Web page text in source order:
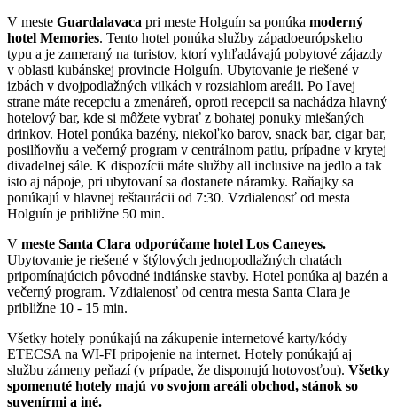
V meste Guardalavaca pri meste Holguín sa ponúka moderný
hotel Memories. Tento hotel ponúka služby západoeurópskeho
typu a je zameraný na turistov, ktorí vyhľadávajú pobytové zájazdy
v oblasti kubánskej provincie Holguín. Ubytovanie je riešené v
izbách v dvojpodlažných vilkách v rozsiahlom areáli. Po ľavej
strane máte recepciu a zmenáreň, oproti recepcii sa nachádza hlavný
hotelový bar, kde si môžete vybrať z bohatej ponuky miešaných
drinkov. Hotel ponúka bazény, niekoľko barov, snack bar, cigar bar,
posilňovňu a večerný program v centrálnom patiu, prípadne v krytej
divadelnej sále. K dispozícii máte služby all inclusive na jedlo a tak
isto aj nápoje, pri ubytovaní sa dostanete náramky. Raňajky sa
ponúkajú v hlavnej reštaurácii od 7:30. Vzdialenosť od mesta
Holguín je približne 50 min.
V meste Santa Clara odporúčame hotel Los Caneyes.
Ubytovanie je riešené v štýlových jednopodlažných chatách
pripomínajúcich pôvodné indiánske stavby. Hotel ponúka aj bazén a
večerný program. Vzdialenosť od centra mesta Santa Clara je
približne 10 - 15 min.
Všetky hotely ponúkajú na zákupenie internetové karty/kódy
ETECSA na WI-FI pripojenie na internet. Hotely ponúkajú aj
službu zámeny peňazí (v prípade, že disponujú hotovosťou). Všetky
spomenuté hotely majú vo svojom areáli obchod, stánok so
suvenírmi a iné.